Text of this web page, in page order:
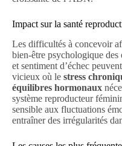
Impact sur la santé
Les difficultés à concevoir
bien-être psychologique des
et sentiment d’échec
vicieux où le stress
équilibres hormonaux
système reproducteur
sensible aux fluctuations
entraîner des irrégularités